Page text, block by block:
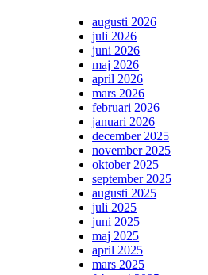
augusti 2026
juli 2026
juni 2026
maj 2026
april 2026
mars 2026
februari 2026
januari 2026
december 2025
november 2025
oktober 2025
september 2025
augusti 2025
juli 2025
juni 2025
maj 2025
april 2025
mars 2025